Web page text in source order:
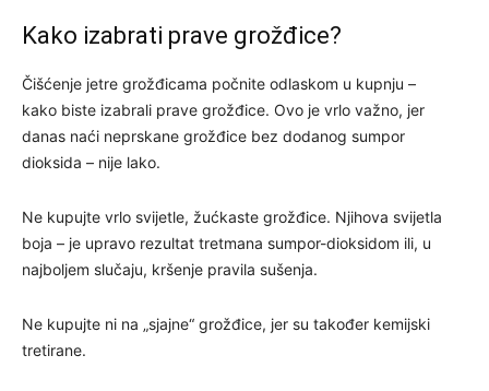
Kako izabrati prave grožđice?
Čišćenje jetre grožđicama počnite odlaskom u kupnju –
kako biste izabrali prave grožđice. Ovo je vrlo važno, jer
danas naći neprskane grožđice bez dodanog sumpor
dioksida – nije lako.
Ne kupujte vrlo svijetle, žućkaste grožđice. Njihova svijetla
boja – je upravo rezultat tretmana sumpor-dioksidom ili, u
najboljem slučaju, kršenje pravila sušenja.
Ne kupujte ni na „sjajne“ grožđice, jer su također kemijski
tretirane.